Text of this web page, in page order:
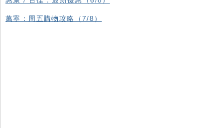
萬寧：周五購物攻略（7/8）